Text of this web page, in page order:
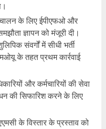
के लिए ईपीएफओ और
ज्ञापन को मंजूरी दी।
संवर्गों में सीधी भर्ती
के तहत प्रथम कार्रवाई
और कर्मचारियों की सेवा
की सिफारिश करने के लिए
के विस्तार के प्रस्ताव को